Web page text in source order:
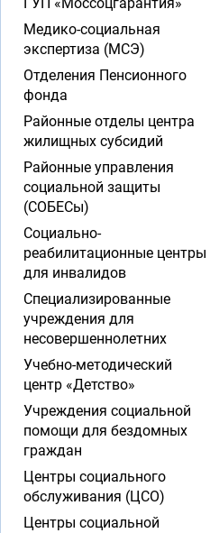
Медико-социальная
экспертиза (МСЭ)
Отделения Пенсионного
фонда
Районные отделы центра
жилищных субсидий
Районные управления
социальной защиты
(СОБЕСы)
Социально-
реабилитационные центры
для инвалидов
Специализированные
учреждения для
несовершеннолетних
Учебно-методический
центр «Детство»
Учреждения социальной
помощи для бездомных
граждан
Центры социального
обслуживания (ЦСО)
Центры социальной